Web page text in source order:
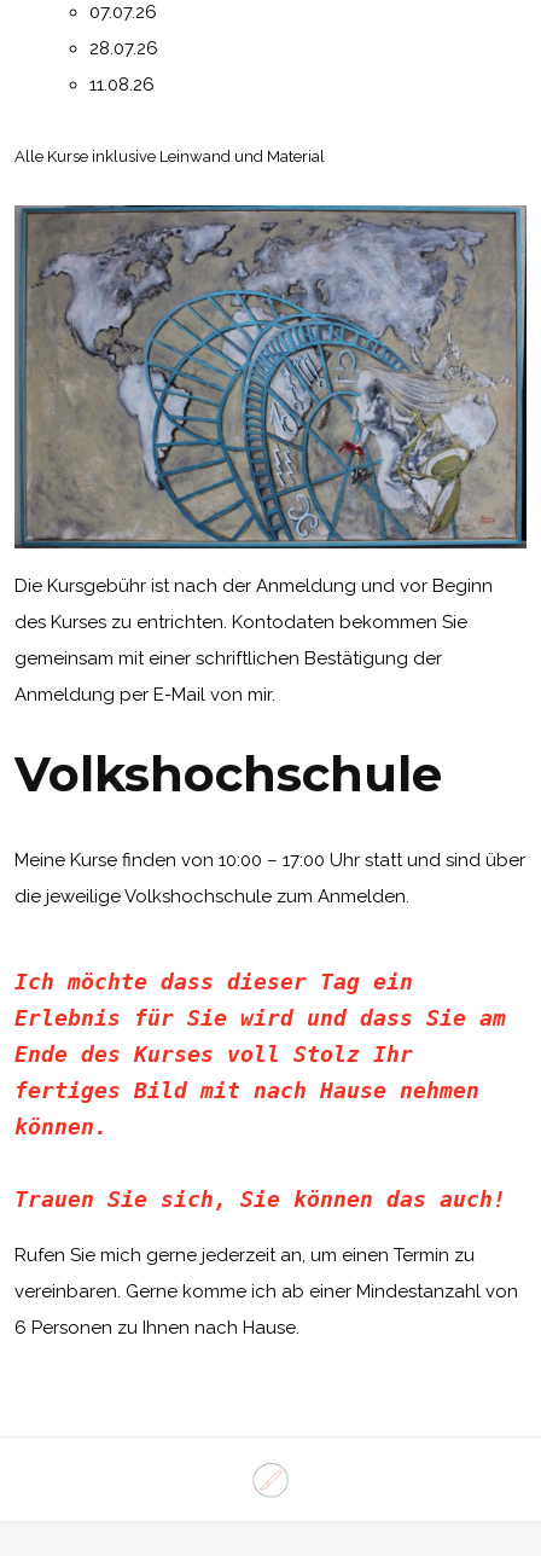
07.07.26
28.07.26
11.08.26
Alle Kurse inklusive Leinwand und Material
Die Kursgebühr ist nach der Anmeldung und vor Beginn
des Kurses zu entrichten. Kontodaten bekommen Sie
gemeinsam mit einer schriftlichen Bestätigung der
Anmeldung per E-Mail von mir.
Volkshochschule
Meine Kurse finden von 10:00 – 17:00 Uhr statt und sind über
die jeweilige Volkshochschule zum Anmelden.
Ich möchte dass dieser Tag ein
Erlebnis für Sie wird und dass Sie am
Ende des Kurses voll Stolz Ihr
fertiges Bild mit nach Hause nehmen
können.
Trauen Sie sich, Sie können das auch!
Rufen Sie mich gerne jederzeit an, um einen Termin zu
vereinbaren. Gerne komme ich ab einer Mindestanzahl von
6 Personen zu Ihnen nach Hause.